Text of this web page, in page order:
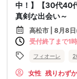
中！】【30代40
真剣な出会い～
高松市 | 8月8
受付終了まで1
フィオーレ
女性 残りわずか